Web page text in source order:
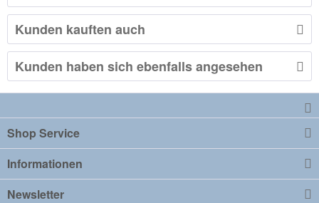
Kunden kauften auch
Kunden haben sich ebenfalls angesehen
Shop Service
Informationen
Newsletter